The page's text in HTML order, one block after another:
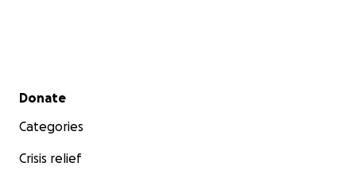
Secondary menu
Donate
Categories
Crisis relief